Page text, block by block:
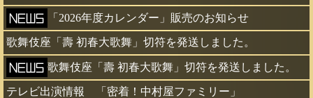
「2026年度カレンダー」販売のお知らせ
歌舞伎座「壽 初春大歌舞」切符を発送しました。
歌舞伎座「壽 初春大歌舞」切符を発送しました。
テレビ出演情報 「密着！中村屋ファミリー」